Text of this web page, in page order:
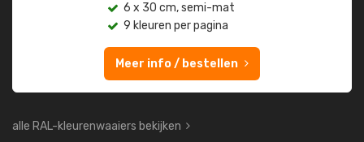
6 x 30 cm, semi-mat
9 kleuren per pagina
Meer info / bestellen
alle RAL-kleurenwaaiers bekijken